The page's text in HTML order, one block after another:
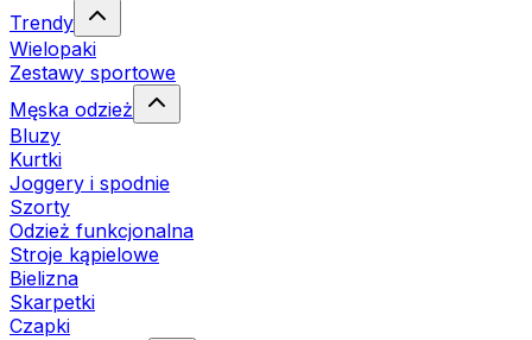
Trendy
Wielopaki
Zestawy sportowe
Męska odzież
Bluzy
Kurtki
Joggery i spodnie
Szorty
Odzież funkcjonalna
Stroje kąpielowe
Bielizna
Skarpetki
Czapki